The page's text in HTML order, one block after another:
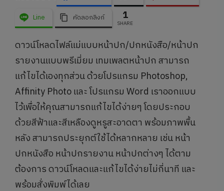
Line
คัดลอกลิงก์ 1
SHARE
ดาวน์โหลดไฟล์แม่แบบหน้าปก/ปกหนังสือ/หน้าปก
รายงานแบบพรีเมี่ยม เทมเพลตหน้าปก สามารถ
แก้ไขได้เองทุกส่วน ด้วยโปรแกรม Photoshop,
Affinity Photo และ โปรแกรม Word เราออกแบบ
ไว้เพื่อให้คุณสามารถแก้ไขได้ง่ายๆ โดยประกอบ
ด้วยสีฟ้าและสีเหลืองดูหรูสะอาดตา พร้อมภาพพื้น
หลัง สามารถประยุกต์ใช้ได้หลากหลาย เช่น หน้า
ปกหนังสือ หน้าปกรายงาน หน้าปกต่างๆ ได้ตาม
ต้องการ ดาวน์โหลดและแก้ไขได้ง่ายไม่กี่นาที และ
พร้อมสั่งพิมพ์ได้เลย